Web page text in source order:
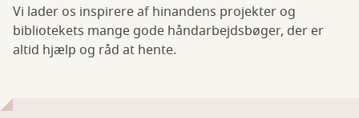
Vi lader os inspirere af hinandens projekter og
bibliotekets mange gode håndarbejdsbøger, der er
altid hjælp og råd at hente.